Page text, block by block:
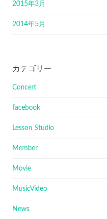
2015年3月
2014年5月
カテゴリー
Concert
facebook
Lesson Studio
Member
Movie
MusicVideo
News